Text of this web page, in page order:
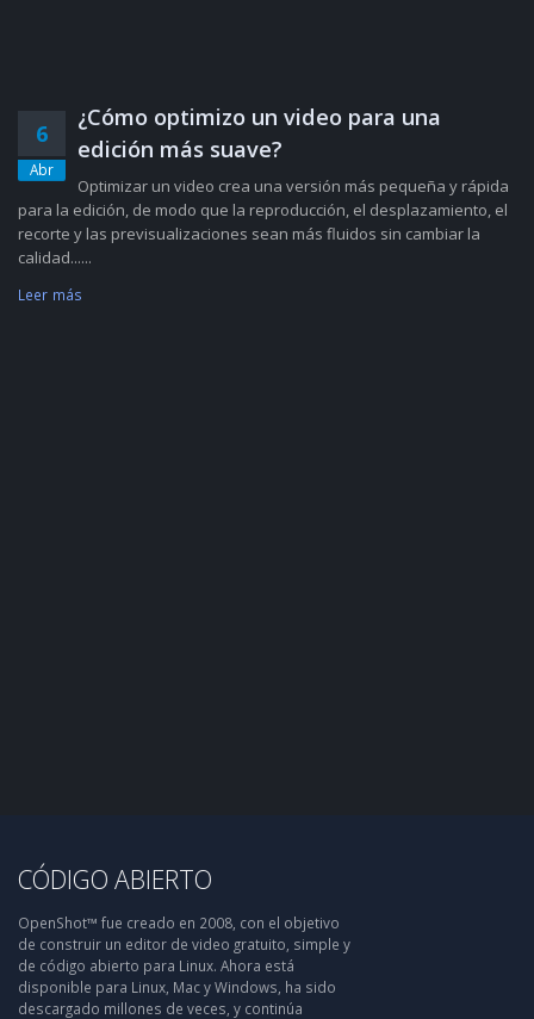
6
Abr
¿Cómo optimizo un video para una
edición más suave?
Optimizar un video crea una versión más pequeña y rápida
para la edición, de modo que la reproducción, el desplazamiento, el
recorte y las previsualizaciones sean más fluidos sin cambiar la
calidad......
Leer más
CÓDIGO ABIERTO
OpenShot™ fue creado en 2008, con el objetivo
de construir un editor de video gratuito, simple y
de código abierto para Linux. Ahora está
disponible para Linux, Mac y Windows, ha sido
descargado millones de veces, y continúa